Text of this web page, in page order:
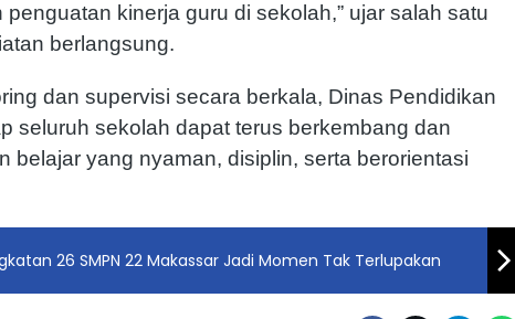
kinerja guru di sekolah,” ujar salah satu
berlangsung.
dan supervisi secara berkala, Dinas Pendidikan
seluruh sekolah dapat terus berkembang dan
belajar yang nyaman, disiplin, serta berorientasi
26 SMPN 22 Makassar Jadi Momen Tak Terlupakan